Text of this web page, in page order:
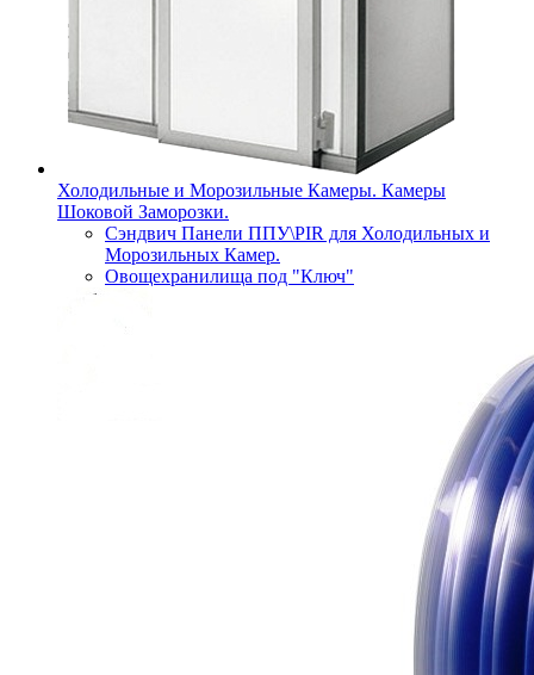
Холодильные и Морозильные Камеры. Камеры
Шоковой Заморозки.
Сэндвич Панели ППУ\PIR для Холодильных и
Морозильных Камер.
Овощехранилища под "Ключ"